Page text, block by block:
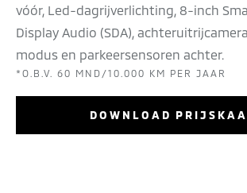
vóór, Led-dagrijverlichting, 8-inch
Display Audio (SDA),
modus en parkeersensoren achter.
*O.B.V. 60 MND/10.000 KM PER JAAR
DOWNLOAD